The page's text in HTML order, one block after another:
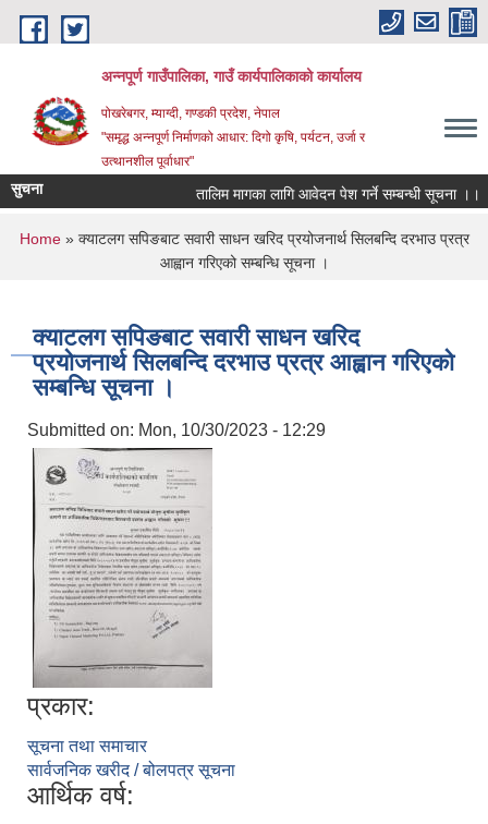
Skip to main content
अन्‍नपूर्ण गाउँपालिका, गाउँ कार्यपालिकाको कार्यालय
पोखरेबगर, म्याग्दी, गण्डकी प्रदेश, नेपाल
"समृद्ध अन्‍नपूर्ण निर्माणको आधार: दिगो कृषि, पर्यटन, उर्जा र
उत्थानशील पूर्वाधार"
सुचना तालिम मागका लागि आवेदन पेश गर्ने सम्बन्धी सूचना ।।
You are here
Home» क्याटलग सपिङबाट सवारी साधन खरिद प्रयोजनार्थ सिलबन्दि दरभाउ प्रत्र
आह्वान गरिएको सम्बन्धि सूचना ।
क्याटलग सपिङबाट सवारी साधन खरिद
प्रयोजनार्थ सिलबन्दि दरभाउ प्रत्र आह्वान गरिएको
सम्बन्धि सूचना ।
Submitted on: Mon, 10/30/2023 - 12:29
प्रकार:
सूचना तथा समाचार
सार्वजनिक खरीद / बोलपत्र सूचना
आर्थिक वर्ष: